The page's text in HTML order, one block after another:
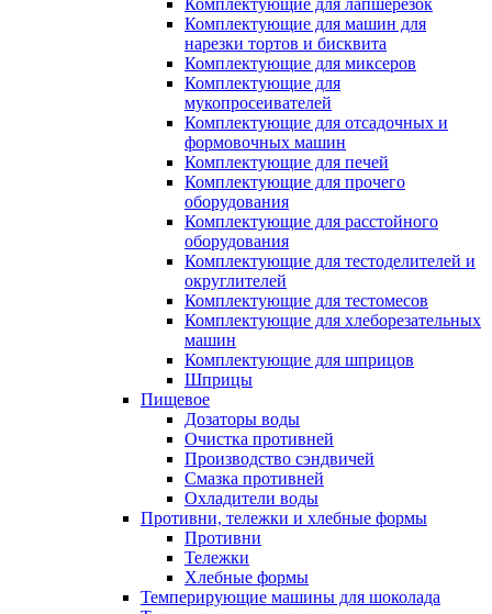
Комплектующие для лапшерезок
Комплектующие для машин для
нарезки тортов и бисквита
Комплектующие для миксеров
Комплектующие для
мукопросеивателей
Комплектующие для отсадочных и
формовочных машин
Комплектующие для печей
Комплектующие для прочего
оборудования
Комплектующие для расстойного
оборудования
Комплектующие для тестоделителей и
округлителей
Комплектующие для тестомесов
Комплектующие для хлеборезательных
машин
Комплектующие для шприцов
Шприцы
Пищевое
Дозаторы воды
Очистка противней
Производство сэндвичей
Смазка противней
Охладители воды
Противни, тележки и хлебные формы
Противни
Тележки
Хлебные формы
Темперирующие машины для шоколада